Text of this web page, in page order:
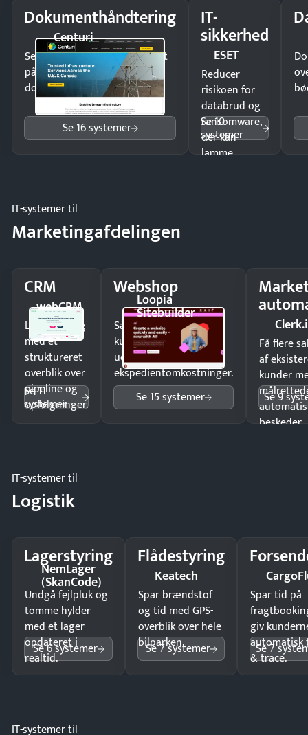
Dokumenthåndtering
Centuri
Send kontrakter til underskrift
på minutter og mist ingen
dokumenter.
Se 16 systemer
IT-
sikkerhed
ESET
Reducer
risikoen for
databrud og
ransomware,
der kan
lamme
Se 10
systemer
IT-systemer til
Marketingafdelingen
CRM
webCRM
Luk flere salg
med et
struktureret
overblik over
pipeline og
opfølgninger.
Se 11
systemer
Webshop
Loopia
Sitebuilder
Sælg produkter 24/7 til
kunder i hele landet
uden
ekspedientomkostninger.
Se 15 systemer
Få flere
af
kunder
beskeder.
Se 9
IT-systemer til
Logistik
Lagerstyring
NemLager
(SkanCode)
Undgå fejlpluk og
tomme hylder
med et lager
opdateret i
realtid.
Se 6 systemer
Flådestyring
Keatech
Spar brændstof
og tid med GPS-
overblik over hele
bilparken.
Se 7 systemer
Spar tid på
giv
automatisk
& trace.
Se 7
IT-systemer til